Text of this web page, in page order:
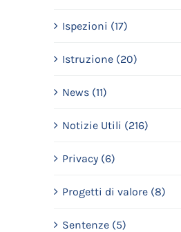
Ispezioni (17)
Istruzione (20)
News (11)
Notizie Utili (216)
Privacy (6)
Progetti di valore (8)
Sentenze (5)